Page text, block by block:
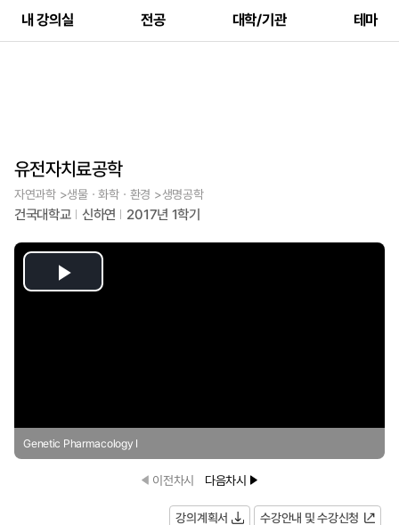
내 강의실 전공 대학/기관 테마
유전자치료공학
자연과학 >생물ㆍ화학ㆍ환경 >생명공학
건국대학교 신하연 2017년 1학기
Play
Genetic Pharmacology I
이전차시 다음차시
강의계획서
수강안내 및 수강신청